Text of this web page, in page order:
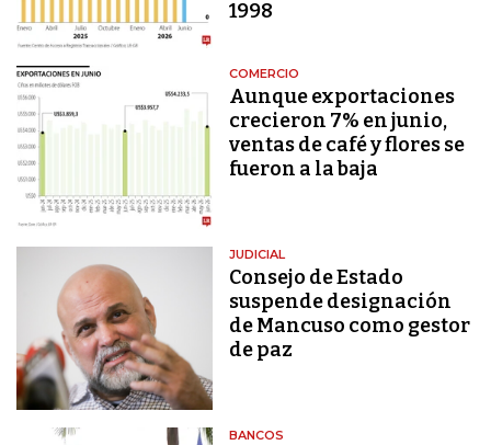
1998
COMERCIO
Aunque exportaciones
crecieron 7% en junio,
ventas de café y flores se
fueron a la baja
JUDICIAL
Consejo de Estado
suspende designación
de Mancuso como gestor
de paz
BANCOS